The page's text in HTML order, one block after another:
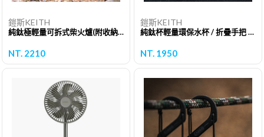
鎧斯KEITH
純鈦極輕量可拆式柴火爐(附收納袋)/ Ti2201
NT. 2210
鎧斯KEITH
純鈦杯輕量環保水杯 / 折疊手把 / 650ml (附鈦杯蓋)/Ti3208
NT. 1950